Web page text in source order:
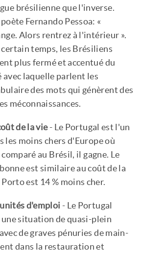
brésilienne que l'inverse.
Fernando Pessoa: «
Alors rentrez à l'intérieur ».
temps, les Brésiliens
plus fermé et accentué du
avec laquelle parlent les
des mots qui génèrent des
méconnaissances.
de la vie- Le Portugal est l'un
les moins chers d'Europe où
au Brésil, il gagne. Le
est similaire au coût de la
est 14 % moins cher.
d'emploi - Le Portugal
situation de quasi-plein
de graves pénuries de main-
dans la restauration et